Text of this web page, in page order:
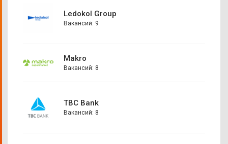
Ledokol Group
Вакансий: 9
Makro
Вакансий: 8
TBC Bank
Вакансий: 8